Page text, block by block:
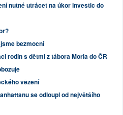
nutné utrácet na úkor investic do
bezmocní
rodin s dětmi z tábora Moria do ČR
vězení
se odloupl od největšího